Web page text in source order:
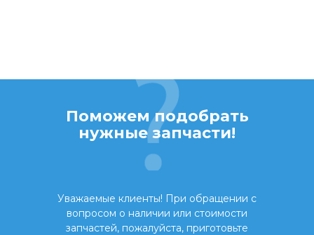
Поможем подобрать
нужные запчасти!
Уважаемые клиенты! При обращении с
вопросом о наличии или стоимости
запчастей, пожалуйста, приготовьте